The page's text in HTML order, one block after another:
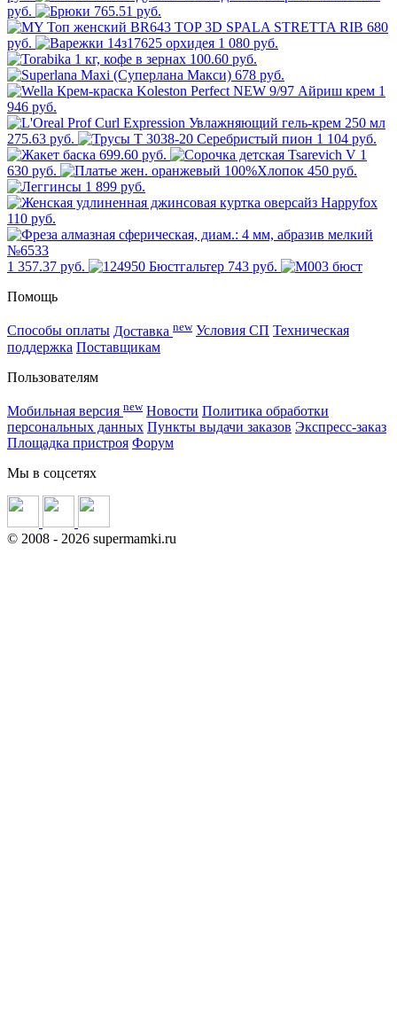
руб.
765.51 руб.
680
руб.
1 080 руб.
100.60 руб.
678 руб.
1
946 руб.
275.63 руб.
1 104 руб.
699.60 руб.
630 руб.
450 руб.
1 899 руб.
110 руб.
1 357.37 руб.
743 руб.
Помощь
Способы оплаты Доставка new Условия СП Техническая
поддержка Поставщикам
Пользователям
Мобильная версия new Новости Политика обработки
персональных данных Пункты выдачи заказов Экспресс-заказ
Площадка пристроя Форум
Мы в соцсетях
© 2008 - 2026 supermamki.ru